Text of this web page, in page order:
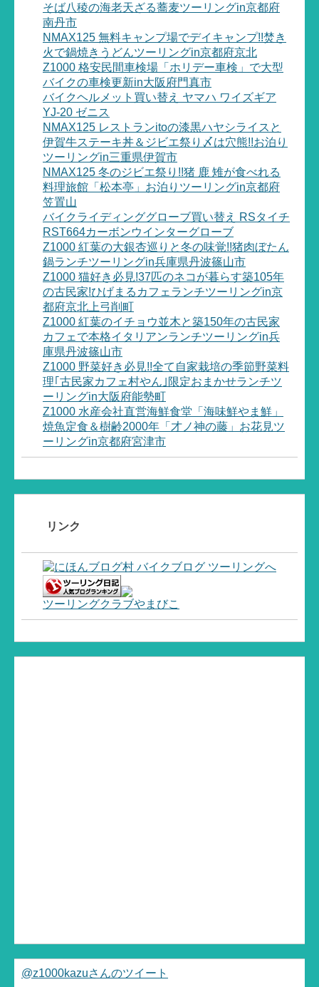
そば八稜の海老天ざる蕎麦ツーリングin京都府
南丹市
NMAX125 無料キャンプ場でデイキャンプ!!焚き
火で鍋焼きうどんツーリングin京都府京北
Z1000 格安民間車検場「ホリデー車検」で大型
バイクの車検更新in大阪府門真市
バイクヘルメット買い替え ヤマハ ワイズギア
YJ-20 ゼニス
NMAX125 レストランitoの漆黒ハヤシライスと
伊賀牛ステーキ丼＆ジビエ祭り〆は穴熊!!お泊り
ツーリングin三重県伊賀市
NMAX125 冬のジビエ祭り!!猪 鹿 雉が食べれる
料理旅館「松本亭」お泊りツーリングin京都府
笠置山
バイクライディンググローブ買い替え RSタイチ
RST664カーボンウインターグローブ
Z1000 紅葉の大銀杏巡りと冬の味覚!!猪肉ぼたん
鍋ランチツーリングin兵庫県丹波篠山市
Z1000 猫好き必見!37匹のネコが暮らす築105年
の古民家!ひげまるカフェランチツーリングin京
都府京北上弓削町
Z1000 紅葉のイチョウ並木と築150年の古民家
カフェで本格イタリアンランチツーリングin兵
庫県丹波篠山市
Z1000 野菜好き必見!!全て自家栽培の季節野菜料
理｢古民家カフェ村やん｣限定おまかせランチツ
ーリングin大阪府能勢町
Z1000 水産会社直営海鮮食堂「海味鮮やま鮮」
焼魚定食＆樹齢2000年「才ノ神の藤」お花見ツ
ーリングin京都府宮津市
リンク
ツーリングクラブやまびこ
@z1000kazuさんのツイート